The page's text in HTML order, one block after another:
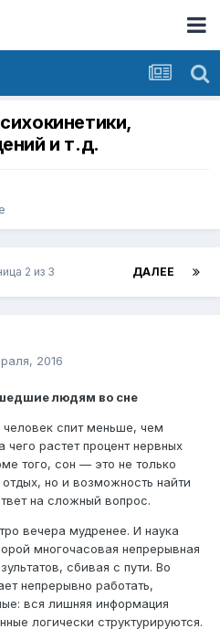
и т.д.
ДАЛЕЕ
2 из 3
2016
людям во сне
спит меньше, чем
растет процент нервных
того, сон — это не только
но и возможность найти
на сложный вопрос.
вечера мудренее. И наука
многочасовая непрерывная
сбивая с пути. Во
непрерывно работать,
вся лишняя информация
логически структурируются.